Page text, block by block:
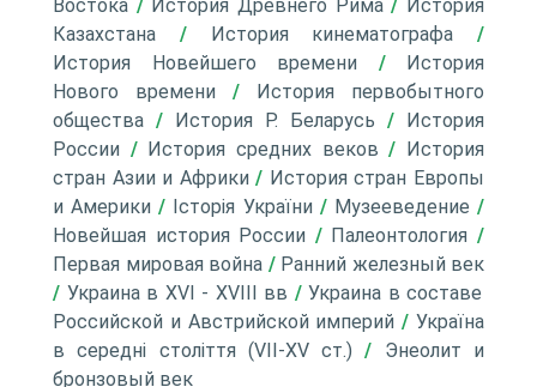
Востока / История Древнего Рима/ История
Казахстана / История кинематографа /
История Новейшего времени / История
Нового времени / История первобытного
общества / История Р. Беларусь / История
России / История средних веков / История
стран Азии и Африки/ История стран Европы
и Америки / Історія України/ Музееведение /
Новейшая история России / Палеонтология /
Первая мировая война / Ранний железный век
/ Украина в XVI - XVIII вв /Украина в составе
Российской и Австрийской империй /Україна
в середні століття (VII-XV ст.) / Энеолит и
бронзовый век